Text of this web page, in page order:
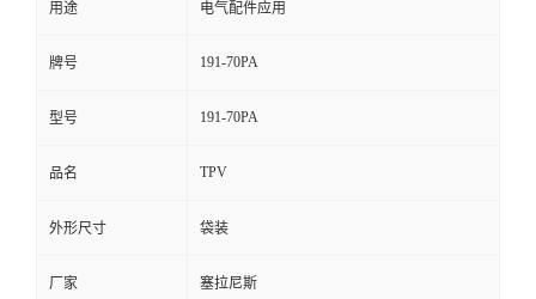
用途 电气配件应用
牌号 191-70PA
型号 191-70PA
品名 TPV
外形尺寸 袋装
厂家 塞拉尼斯